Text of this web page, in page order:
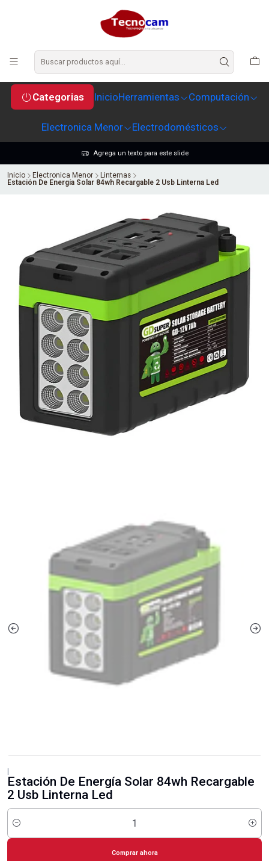
Categorias InicioHerramientas Computación
Electronica Menor Electrodomésticos
Agrega un texto para este slide
Inicio Electronica Menor
Linternas
Estación De Energía Solar 84wh Recargable 2 Usb Linterna Led
Estación De Energía Solar 84wh Recargable
2 Usb Linterna Led
Cantidad
Comprar ahora